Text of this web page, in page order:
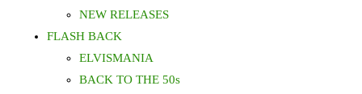
NEW RELEASES
FLASH BACK
ELVISMANIA
BACK TO THE 50s